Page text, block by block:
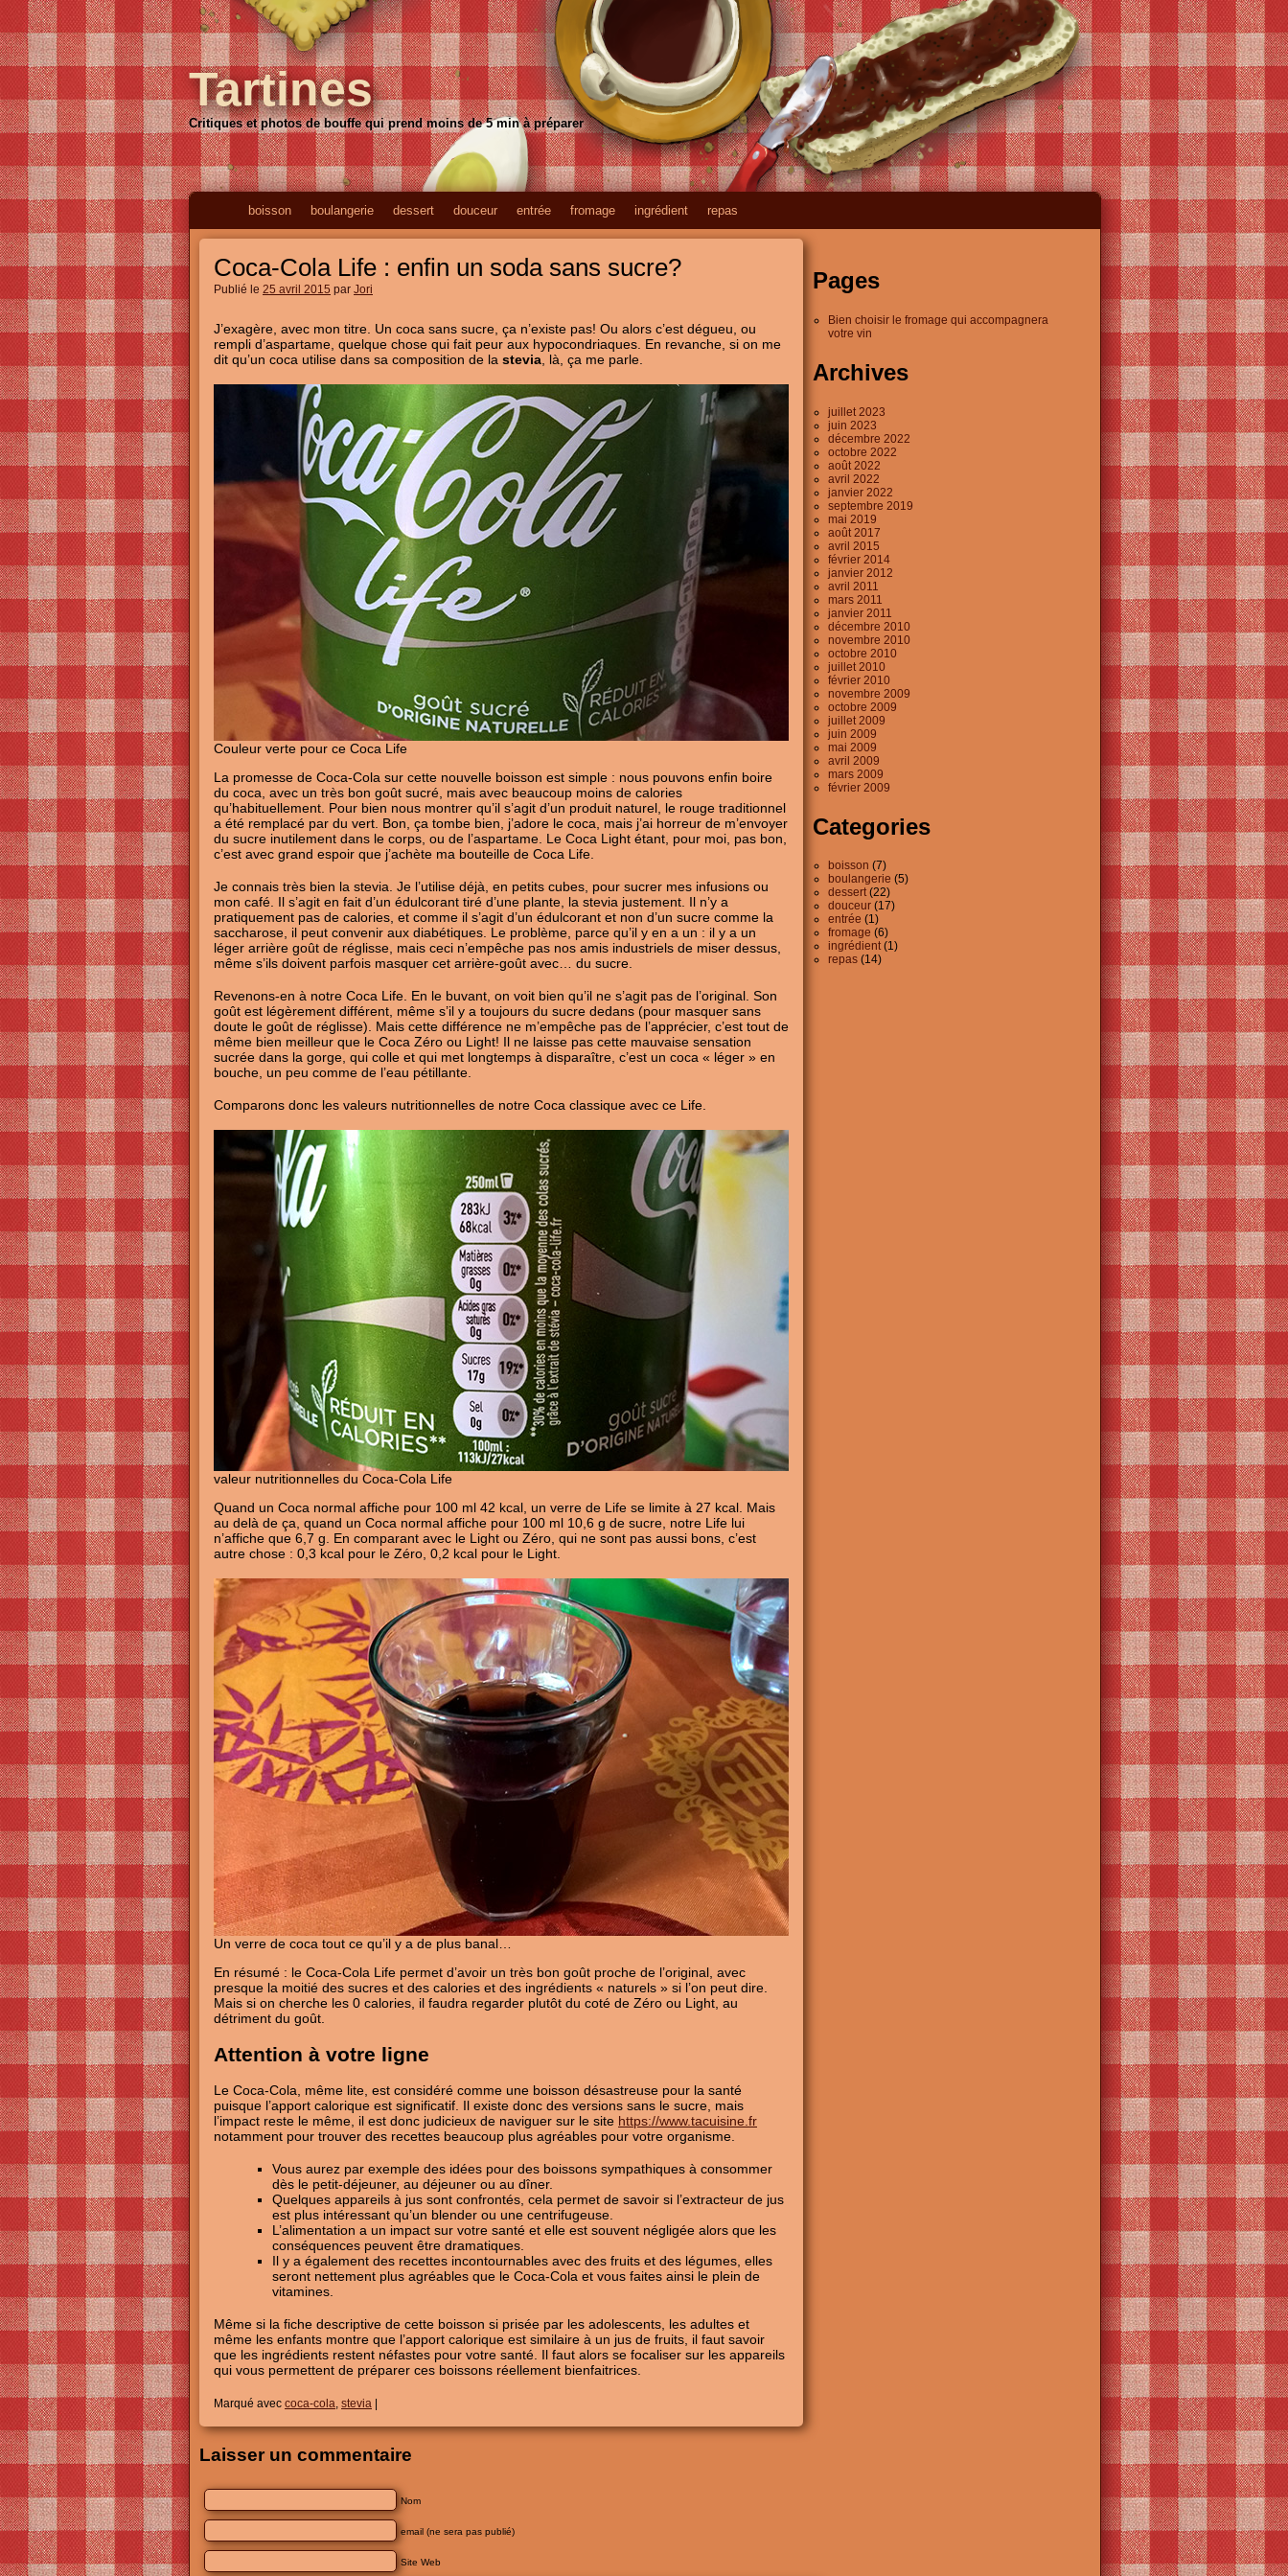
Tartines
Critiques et photos de bouffe qui prend moins de 5 min à préparer
boisson boulangerie dessert douceur entrée fromage ingrédient repas
Coca-Cola Life : enfin un soda sans sucre?
Publié le 25 avril 2015 par Jori
J’exagère, avec mon titre. Un coca sans sucre, ça n’existe pas! Ou alors c’est dégueu, ou
rempli d’aspartame, quelque chose qui fait peur aux hypocondriaques. En revanche, si on me
dit qu’un coca utilise dans sa composition de la stevia , là, ça me parle.
Couleur verte pour ce Coca Life
La promesse de Coca-Cola sur cette nouvelle boisson est simple : nous pouvons enfin boire
du coca, avec un très bon goût sucré, mais avec beaucoup moins de calories
qu’habituellement. Pour bien nous montrer qu’il s’agit d’un produit naturel, le rouge traditionnel
a été remplacé par du vert. Bon, ça tombe bien, j’adore le coca, mais j’ai horreur de m’envoyer
du sucre inutilement dans le corps, ou de l’aspartame. Le Coca Light étant, pour moi, pas bon,
c’est avec grand espoir que j’achète ma bouteille de Coca Life.
Je connais très bien la stevia. Je l’utilise déjà, en petits cubes, pour sucrer mes infusions ou
mon café. Il s’agit en fait d’un édulcorant tiré d’une plante, la stevia justement. Il n’y a
pratiquement pas de calories, et comme il s’agit d’un édulcorant et non d’un sucre comme la
saccharose, il peut convenir aux diabétiques. Le problème, parce qu’il y en a un : il y a un
léger arrière goût de réglisse, mais ceci n’empêche pas nos amis industriels de miser dessus,
même s’ils doivent parfois masquer cet arrière-goût avec… du sucre.
Revenons-en à notre Coca Life. En le buvant, on voit bien qu’il ne s’agit pas de l’original. Son
goût est légèrement différent, même s’il y a toujours du sucre dedans (pour masquer sans
doute le goût de réglisse). Mais cette différence ne m’empêche pas de l’apprécier, c’est tout de
même bien meilleur que le Coca Zéro ou Light! Il ne laisse pas cette mauvaise sensation
sucrée dans la gorge, qui colle et qui met longtemps à disparaître, c’est un coca « léger » en
bouche, un peu comme de l’eau pétillante.
Comparons donc les valeurs nutritionnelles de notre Coca classique avec ce Life.
valeur nutritionnelles du Coca-Cola Life
Quand un Coca normal affiche pour 100 ml 42 kcal, un verre de Life se limite à 27 kcal. Mais
au delà de ça, quand un Coca normal affiche pour 100 ml 10,6 g de sucre, notre Life lui
n’affiche que 6,7 g. En comparant avec le Light ou Zéro, qui ne sont pas aussi bons, c’est
autre chose : 0,3 kcal pour le Zéro, 0,2 kcal pour le Light.
Un verre de coca tout ce qu’il y a de plus banal…
En résumé : le Coca-Cola Life permet d’avoir un très bon goût proche de l’original, avec
presque la moitié des sucres et des calories et des ingrédients « naturels » si l’on peut dire.
Mais si on cherche les 0 calories, il faudra regarder plutôt du coté de Zéro ou Light, au
détriment du goût.
Attention à votre ligne
Le Coca-Cola, même lite, est considéré comme une boisson désastreuse pour la santé
puisque l’apport calorique est significatif. Il existe donc des versions sans le sucre, mais
l’impact reste le même, il est donc judicieux de naviguer sur le site https://www.tacuisine.fr
notamment pour trouver des recettes beaucoup plus agréables pour votre organisme.
Vous aurez par exemple des idées pour des boissons sympathiques à consommer
dès le petit-déjeuner, au déjeuner ou au dîner.
Quelques appareils à jus sont confrontés, cela permet de savoir si l’extracteur de jus
est plus intéressant qu’un blender ou une centrifugeuse.
L’alimentation a un impact sur votre santé et elle est souvent négligée alors que les
conséquences peuvent être dramatiques.
Il y a également des recettes incontournables avec des fruits et des légumes, elles
seront nettement plus agréables que le Coca-Cola et vous faites ainsi le plein de
vitamines.
Même si la fiche descriptive de cette boisson si prisée par les adolescents, les adultes et
même les enfants montre que l’apport calorique est similaire à un jus de fruits, il faut savoir
que les ingrédients restent néfastes pour votre santé. Il faut alors se focaliser sur les appareils
qui vous permettent de préparer ces boissons réellement bienfaitrices.
Marqué avec coca-cola, stevia
Laisser un commentaire
Nom
email (ne sera pas publié)
Site Web
Pages
Bien choisir le fromage qui accompagnera
votre vin
Archives
juillet 2023
juin 2023
décembre 2022
octobre 2022
août 2022
avril 2022
janvier 2022
septembre 2019
mai 2019
août 2017
avril 2015
février 2014
janvier 2012
avril 2011
mars 2011
janvier 2011
décembre 2010
novembre 2010
octobre 2010
juillet 2010
février 2010
novembre 2009
octobre 2009
juillet 2009
juin 2009
mai 2009
avril 2009
mars 2009
février 2009
Categories
boisson (7)
boulangerie (5)
dessert(22)
douceur(17)
entrée (1)
fromage (6)
ingrédient(1)
repas(14)